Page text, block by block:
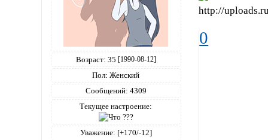
Возраст: 35 [1990-08-12]
Пол: Женский
Сообщений: 4309
Текущее настроение:
Уважение: [+170/-12]
0